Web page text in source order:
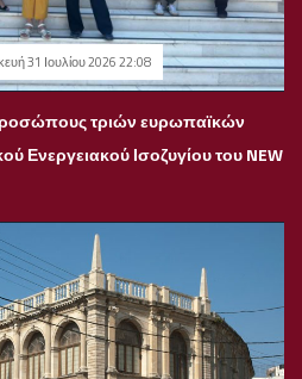
31 Ιουλίου 2026 22:08
τριών ευρωπαϊκών
Ενεργειακού Ισοζυγίου του NEW